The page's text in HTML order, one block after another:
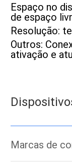
Espaço no
de espaço
Resolução:
Outros:
ativação e
Marcas de